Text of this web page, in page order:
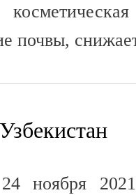
почвы,
24 ноября